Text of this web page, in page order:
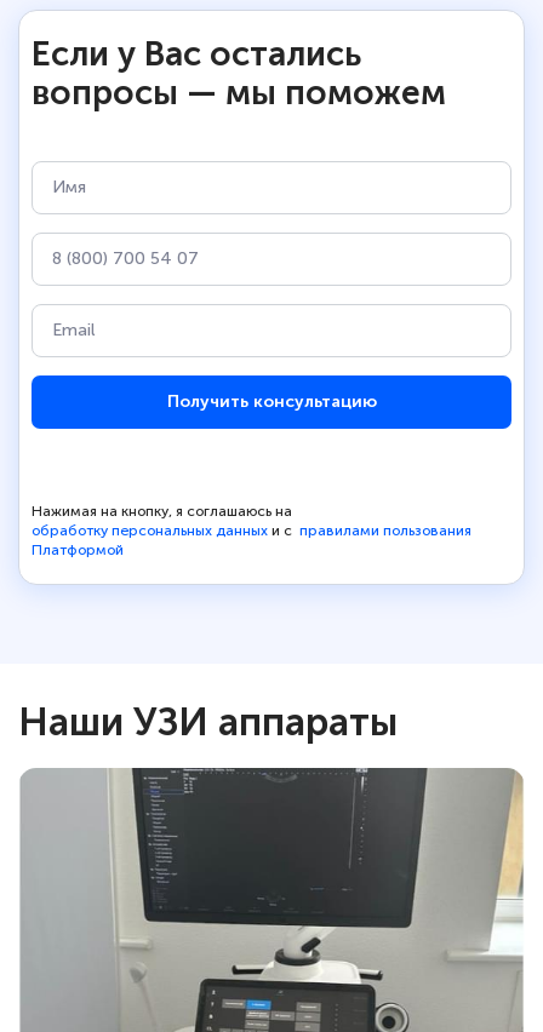
Если у Вас остались
вопросы — мы поможем
Получить консультацию
Нажимая на кнопку, я соглашаюсь на
обработку персональных данных и с правилами пользования
Платформой
Наши УЗИ аппараты